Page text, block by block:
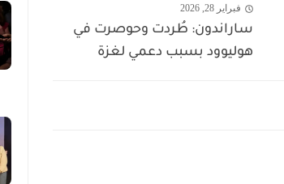
فبراير 28, 2026
ساراندون: طُردت وحوصرت في
هوليوود بسبب دعمي لغزة